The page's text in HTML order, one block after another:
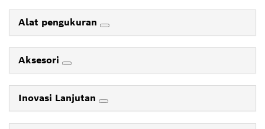
Alat pengukuran
Aksesori
Inovasi Lanjutan